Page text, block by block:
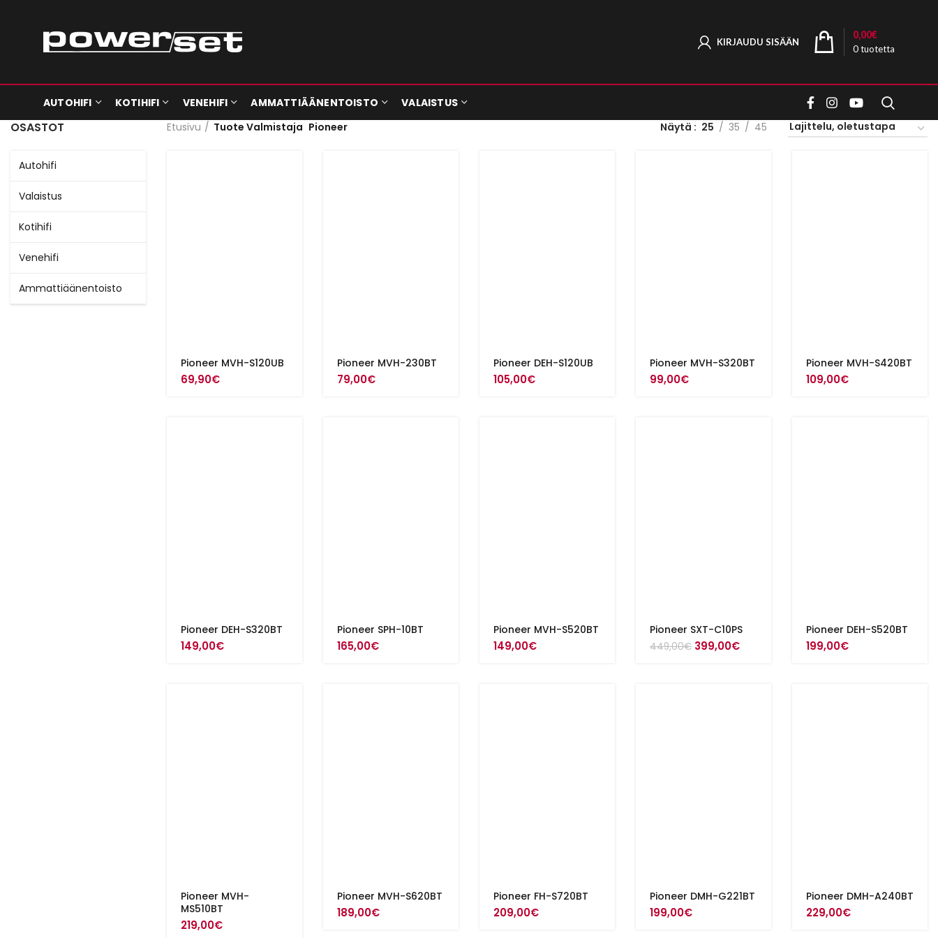
KIRJAUDU SISÄÄN
0tuotetta
0,00€
AUTOHIFI KOTIHIFI VENEHIFI AMMATTIÄÄNENTOISTO VALAISTUS
OSASTOT
Autohifi
Valaistus
Kotihifi
Venehifi
Ammattiäänentoisto
Etusivu Tuote Valmistaja Pioneer Näytä 25 35 45
Pioneer MVH-S120UB
69,90€
Pioneer MVH-230BT
79,00€
Pioneer DEH-S120UB
105,00€
Pioneer MVH-S320BT
99,00€
Pioneer MVH-S420BT
109,00€
Pioneer DEH-S320BT
149,00€
Pioneer SPH-10BT
165,00€
Pioneer MVH-S520BT
149,00€
Pioneer SXT-C10PS
449,00€ Alkuperäinen
399,00€Nykyinen
Pioneer DEH-S520BT
199,00€
Pioneer MVH-
MS510BT
219,00€
Pioneer MVH-S620BT
189,00€
Pioneer FH-S720BT
209,00€
Pioneer DMH-G221BT
199,00€
Pioneer DMH-A240BT
229,00€